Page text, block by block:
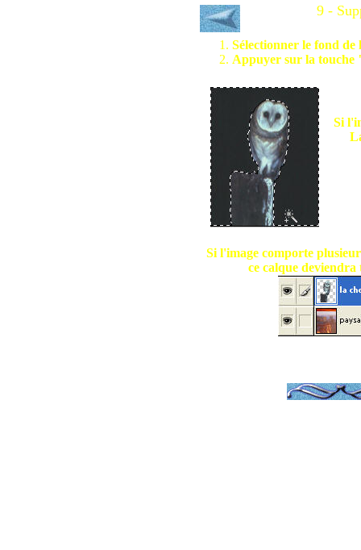
9 -
Sélectionner le fond de
Appuyer sur la
Si
Si l'image comporte
ce calque